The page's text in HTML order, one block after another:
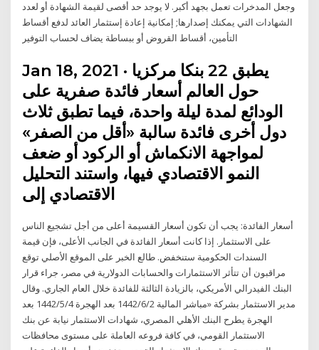
وجعل المدخرات تعمل بجهد أكبر. لا يوجد حد أقصى لقيمة الشهادة أو لعدد
الشهادات التي يمكنك إصدارها; إمكانية إعادة إستثمار العائد لدفع أقساط
Jan 18, 2021 · يطبق 22 بنكا مركزيا
حول العالم أسعار فائدة صفرية على
الودائع لمدة ليلة واحدة، فيما تطبق ثلاث
دول أخرى فائدة سالبة «أقل من الصفر»
لمواجهة الانكماش أو الركود أو ضعف
النمو الاقتصادي فيها، واستند التحليل
الاقتصادي إلى
أسعار الفائدة: يجب أن تكون أسعار القسيمة أعلى من أجل تشجيع الناس
على الاستثمار. إذا كانت أسعار الفائدة في الجانب الأعلى، فإن قيمة
السندات الحكومية ستنخفض. طالع الخبر على الموقع الأصلي توقع
مراقبون أن تتأثر الاستثمارات والحسابات الدولارية في مصر، جراء قرار
البنك الفيدرالي الأمريكي، بالزيادة الثالثة للفائدة خلال العام الجاري. وقال
مدير الاستثمار بشركة «مباشر المالية 2‏‏/6‏‏/1442 بعد الهجرة 4‏‏/5‏‏/1442 بعد
الهجرة يطرح البنك الأهلي المصري، شهادات الاستثمار نيابة عن بنك
الاستثمار القومي، في كافة فروعه العاملة على مستوى محافظات